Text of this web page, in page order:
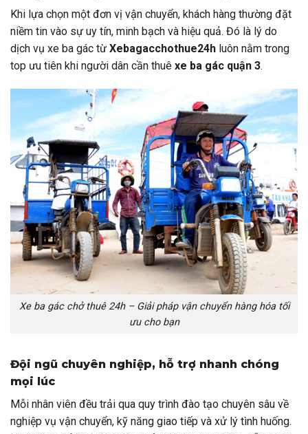
Khi lựa chọn một đơn vị vận chuyển, khách hàng thường đặt
niềm tin vào sự uy tín, minh bạch và hiệu quả. Đó là lý do
dịch vụ xe ba gác từ Xebagacchothue24h luôn nằm trong
top ưu tiên khi người dân cần thuê xe ba gác quận 3.
Xe ba gác chở thuê 24h – Giải pháp vận chuyển hàng hóa tối
ưu cho bạn
Đội ngũ chuyên nghiệp, hỗ trợ nhanh chóng
mọi lúc
Mỗi nhân viên đều trải qua quy trình đào tạo chuyên sâu về
nghiệp vụ vận chuyển, kỹ năng giao tiếp và xử lý tình huống.